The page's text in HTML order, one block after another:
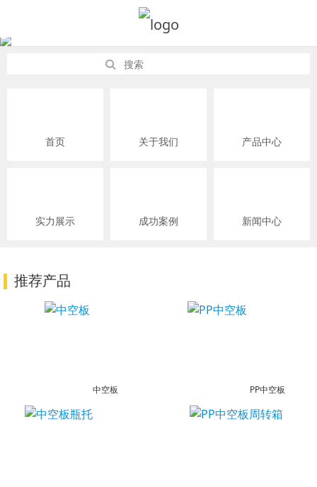
首页 关于我们 产品中心
实力展示 成功案例 新闻中心
推荐产品
中空板 PP中空板